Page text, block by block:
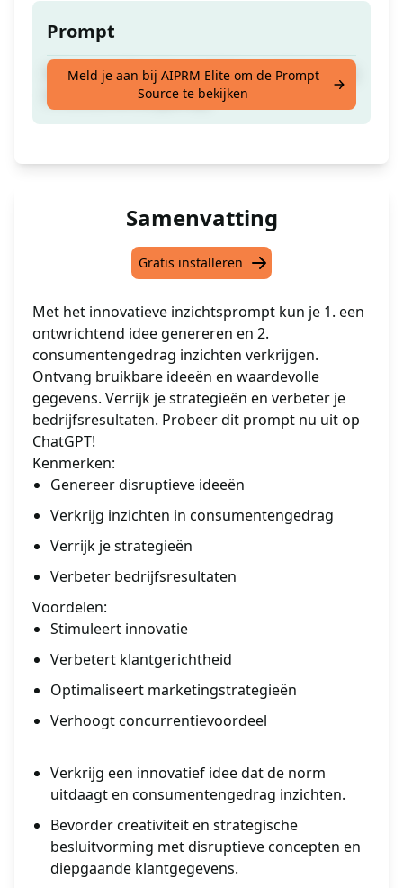
Prompt
Ontvang 1. Een disruptief idee en 2. Inzichten
in consumentengedrag
Meld je aan bij AIPRM Elite om de Prompt
Source te bekijken
Samenvatting
Gratis installeren
Met het innovatieve inzichtsprompt kun je 1. een
ontwrichtend idee genereren en 2.
consumentengedrag inzichten verkrijgen.
Ontvang bruikbare ideeën en waardevolle
gegevens. Verrijk je strategieën en verbeter je
bedrijfsresultaten. Probeer dit prompt nu uit op
ChatGPT!
Kenmerken:
Genereer disruptieve ideeën
Verkrijg inzichten in consumentengedrag
Verrijk je strategieën
Verbeter bedrijfsresultaten
Voordelen:
Stimuleert innovatie
Verbetert klantgerichtheid
Optimaliseert marketingstrategieën
Verhoogt concurrentievoordeel
Verkrijg een innovatief idee dat de norm
uitdaagt en consumentengedrag inzichten.
Bevorder creativiteit en strategische
besluitvorming met disruptieve concepten en
diepgaande klantgegevens.